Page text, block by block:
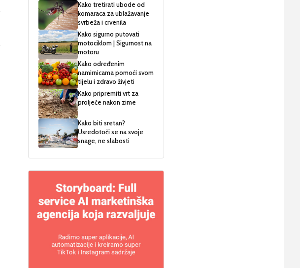
Kako tretirati ubode od
komaraca za ublažavanje
svrbeža i crvenila
Kako sigurno putovati
motociklom | Sigurnost na
motoru
Kako određenim
namirnicama pomoći svom
tijelu i zdravo živjeti
Kako pripremiti vrt za
proljeće nakon zime
Kako biti sretan?
Usredotoči se na svoje
snage, ne slabosti